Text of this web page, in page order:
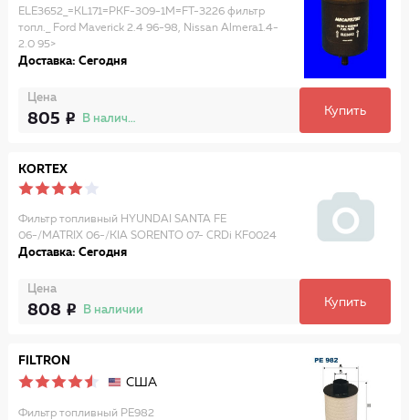
ELE3652_=KL171=PKF-309-1M=FT-3226 фильтр
топл._ Ford Maverick 2.4 96-98, Nissan Almera1.4-
2.0 95>
Доставка: Сегодня
Цена
805 В наличии
Купить
KORTEX
Фильтр топливный HYUNDAI SANTA FE
06-/MATRIX 06-/KIA SORENTO 07- CRDi KF0024
Доставка: Сегодня
Цена
808 В наличии
Купить
FILTRON
США
Фильтр топливный PE982